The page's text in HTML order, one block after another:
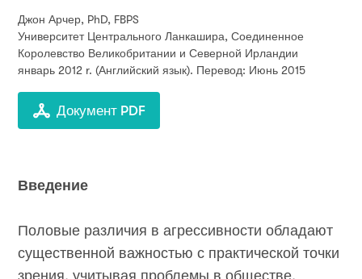
Джон Арчер, PhD, FBPS
Университет Центрального Ланкашира, Соединенное
Королевство Великобритании и Северной Ирландии
январь 2012 r. (Английский язык). Перевод: Июнь 2015
Документ PDF
Введение
Половые различия в агрессивности обладают
существенной важностью с практической точки
зрения, учитывая проблемы в обществе,